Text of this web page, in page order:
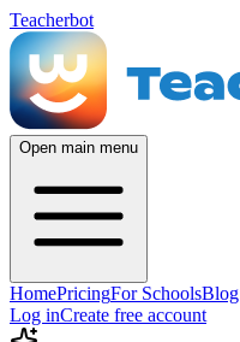
Teacherbot
Open main menu
HomePricingFor SchoolsBlog
Log inCreate free account